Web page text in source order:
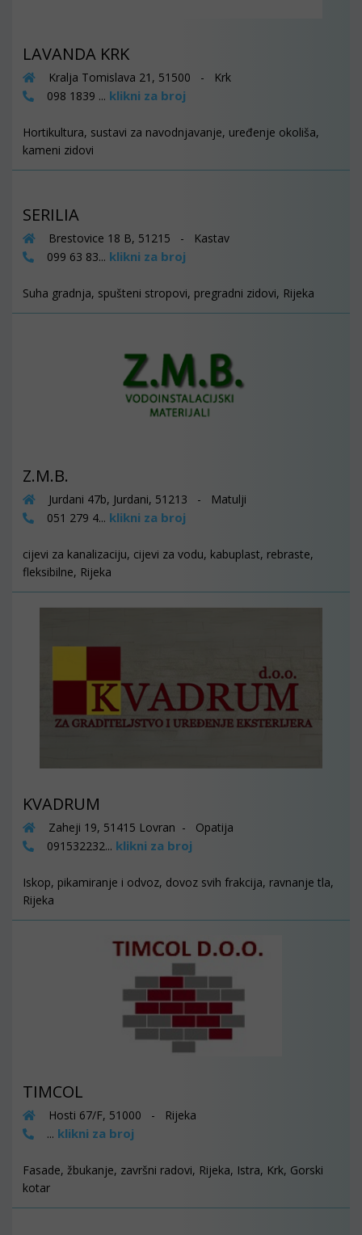
LAVANDA KRK
Kralja Tomislava 21, 51500 - Krk
098 1839 ... klikni za broj
Hortikultura, sustavi za navodnjavanje, uređenje okoliša,
kameni zidovi
SERILIA
Brestovice 18 B, 51215 - Kastav
099 63 83... klikni za broj
Suha gradnja, spušteni stropovi, pregradni zidovi, Rijeka
Z.M.B.
Jurdani 47b, Jurdani, 51213 - Matulji
051 279 4... klikni za broj
cijevi za kanalizaciju, cijevi za vodu, kabuplast, rebraste,
fleksibilne, Rijeka
KVADRUM
Zaheji 19, 51415 Lovran - Opatija
091532232... klikni za broj
Iskop, pikamiranje i odvoz, dovoz svih frakcija, ravnanje tla,
Rijeka
TIMCOL
Hosti 67/F, 51000 - Rijeka
... klikni za broj
Fasade, žbukanje, završni radovi, Rijeka, Istra, Krk, Gorski
kotar